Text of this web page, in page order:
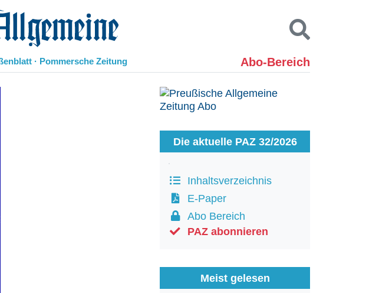
· Pommersche Zeitung Abo-Bereich
Kontakt
Die aktuelle PAZ 32/2026
Inhaltsverzeichnis
E-Paper
Abo Bereich
PAZ abonnieren
Meist gelesen